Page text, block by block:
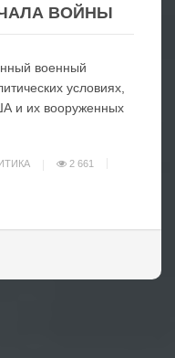
ВОЙНЫ
военный
условиях,
и их вооруженных
2 661